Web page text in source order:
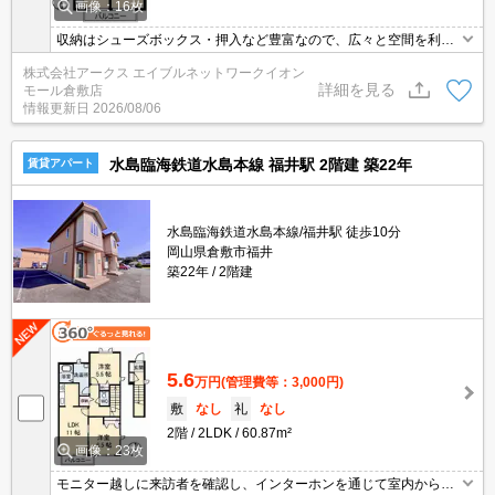
画像：16枚
収納はシューズボックス・押入など豊富なので、広々と空間を利用
することも可能です。室内設備はエアコン・BSなど充実した設備を
備え付けています。玄関先まで覗き穴を覗きに行かなくてもインタ
ーホン越しに誰が来たのかを確認できます。こちらの物件は駐車場
に空きがあるので、駐車することができます。アパートタイプのお
部屋です。
株式会社アークス エイブルネットワークイオン
モール倉敷店
情報更新日 2026/08/06
詳細を見る
賃貸アパート 水島臨海鉄道水島本線 福井駅 2階建 築22年
水島臨海鉄道水島本線/福井駅 徒歩10分
岡山県倉敷市福井
築22年
2階建
画像：23枚
5.6万円(管理費等：3,000円)
敷
なし 礼
なし
2階
2LDK 60.87m²
モニター越しに来訪者を確認し、インターホンを通じて室内から会